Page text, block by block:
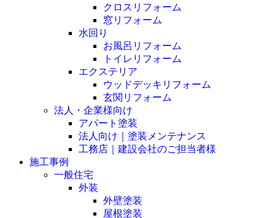
クロスリフォーム
窓リフォーム
水回り
お風呂リフォーム
トイレリフォーム
エクステリア
ウッドデッキリフォーム
玄関リフォーム
法人・企業様向け
アパート塗装
法人向け｜塗装メンテナンス
工務店｜建設会社のご担当者様
施工事例
一般住宅
外装
外壁塗装
屋根塗装